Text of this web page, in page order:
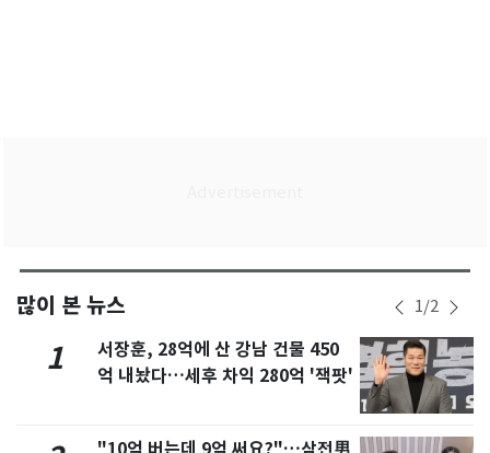
많이 본 뉴스 1/2
1
서장훈, 28억에 산 강남 건물 450
억 내놨다…세후 차익 280억 '잭팟'